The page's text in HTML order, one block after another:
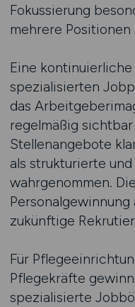
Fokussierung
mehrere Positionen
Eine
spezialisierten
das
regelmäßig
Stellenangebote
als strukturierte
wahrgenommen.
zukünftige
Für
Pflegekräfte
spezialisierte